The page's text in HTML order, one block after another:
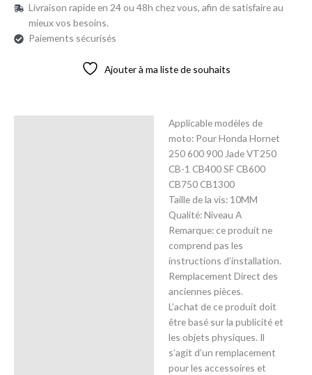
Livraison rapide en 24 ou 48h chez vous, afin de satisfaire au
mieux vos besoins.
Paiements sécurisés
Ajouter à ma liste de souhaits
Applicable modèles de
moto: Pour Honda Hornet
250 600 900 Jade VT250
CB-1 CB400 SF CB600
CB750 CB1300
Taille de la vis: 10MM
Qualité: Niveau A
Remarque: ce produit ne
comprend pas les
instructions d’installation.
Remplacement Direct des
anciennes pièces.
L’achat de ce produit doit
être basé sur la publicité et
les objets physiques. Il
s’agit d’un remplacement
pour les accessoires et